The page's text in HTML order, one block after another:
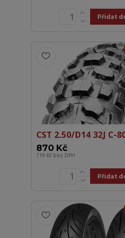
Přidat
CST 2.50/D14 32J C-
870 Kč
719 Kč bez DPH
Přidat